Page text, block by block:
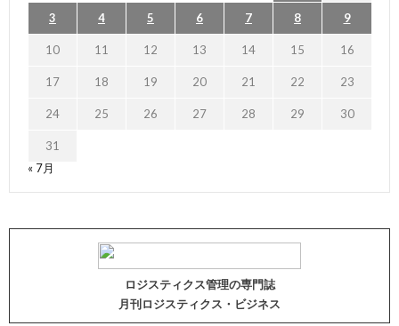
3 4 5 6 7 8 9
10 11 12 13 14 15 16
17 18 19 20 21 22 23
24 25 26 27 28 29 30
31
« 7月
ロジスティクス管理の専門誌
月刊ロジスティクス・ビジネス